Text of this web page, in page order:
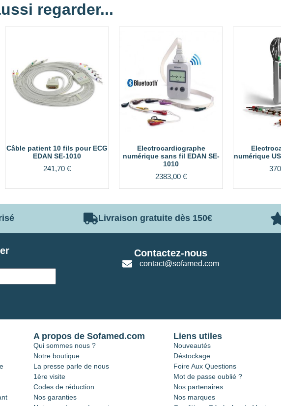
regarder...
Câble patient 10 fils pour ECG
EDAN SE-1010
241,70 €
Electrocardiographe
numérique sans fil EDAN SE-
1010
2383,00 €
numérique
Livraison gratuite dès 150€
Contactez-nous
contact@sofamed.com
A propos de Sofamed.com
Qui sommes nous ?
Notre boutique
La presse parle de nous
1ère visite
Codes de réduction
Nos garanties
Liens utiles
Nouveautés
Déstockage
Foire Aux Questions
Mot de passe oublié ?
Nos partenaires
Nos marques